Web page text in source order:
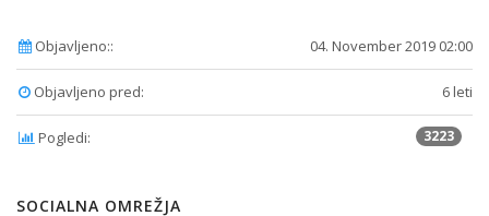
Objavljeno:: 04. November 2019 02:00
Objavljeno pred: 6 leti
Pogledi: 3223
SOCIALNA OMREŽJA